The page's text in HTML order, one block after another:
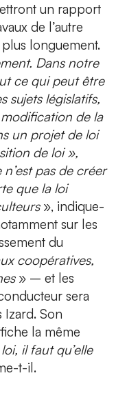
un rapport
de l’autre
longuement.
Dans notre
ce qui peut être
sujets législatifs,
de la
un projet de loi
de loi »,
pas de créer
que la loi
», indique-
sur les
du
coopératives,
» – et les
sera
Izard. Son
la même
il faut qu’elle
t-il.